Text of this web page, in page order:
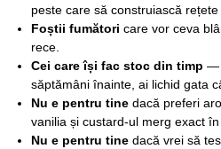
peste care să construiască rețete
Foștii fumători care vor ceva
rece.
Cei care își fac stoc din timp —
săptămâni înainte, ai lichid gata
Nu e pentru tine dacă preferi
vanilia și custard-ul merg exact
Nu e pentru tine dacă vrei să